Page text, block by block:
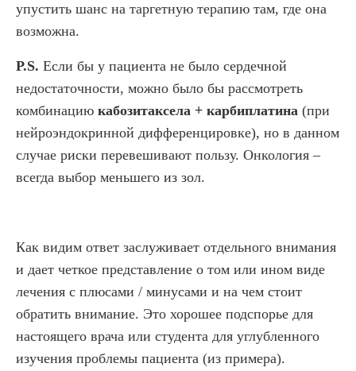
упустить шанс на таргетную терапию там, где она
возможна.
P.S. Если бы у пациента не было сердечной
недостаточности, можно было бы рассмотреть
комбинацию кабозитаксела + карбиплатина (при
нейроэндокринной дифференцировке), но в данном
случае риски перевешивают пользу. Онкология –
всегда выбор меньшего из зол.
Как видим ответ заслуживает отдельного внимания
и дает четкое представление о том или ином виде
лечения с плюсами / минусами и на чем стоит
обратить внимание. Это хорошее подспорье для
настоящего врача или студента для углубленного
изучения проблемы пациента (из примера).